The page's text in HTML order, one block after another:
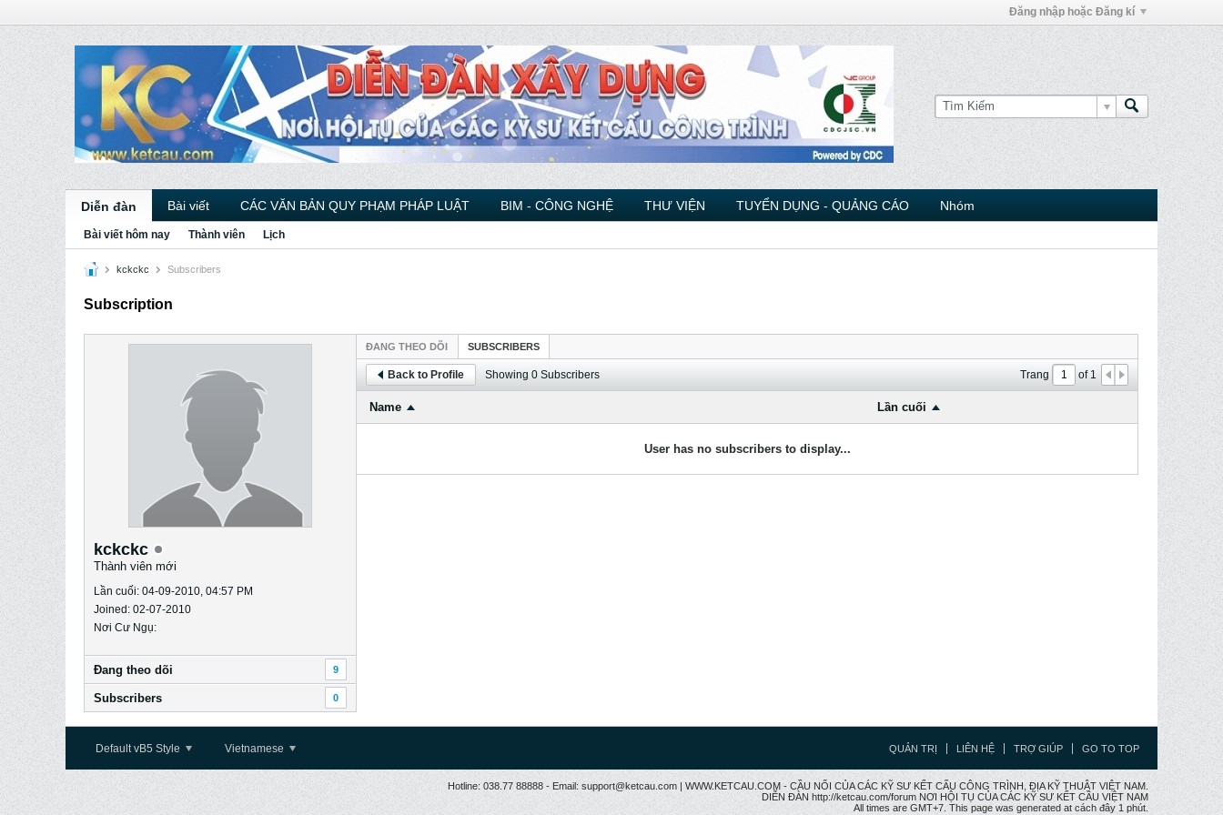
Đăng nhập hoặc Đăng kí
Diễn đàn Bài viết CÁC VĂN BẢN QUY PHẠM PHÁP LUẬT BIM - CÔNG NGHỆ THƯ VIỆN TUYỂN DỤNG - QUẢNG CÁO Nhóm
Bài viết hôm nay Thành viên Lịch
kckckc Subscribers
Subscription
kckckc
Thành viên mới
Lần cuối: 04-09-2010, 04:57 PM
Joined: 02-07-2010
Nơi Cư Ngụ:
Ðang theo dõi 9
Subscribers 0
ÐANG THEO DÕI SUBSCRIBERS
Back to Profile Showing 0 Subscribers Trang of1
Name Lần cuối
User has no subscribers to display...
Default vB5 Style Vietnamese QUẢN TRỊ LIÊN HỆ TRỢ GIÚP GO TO TOP
Hotline: 038.77 88888 - Email: support@ketcau.com | WWW.KETCAU.COM - CẦU NỐI CỦA CÁC KỸ SƯ KẾT CẤU CÔNG TRÌNH, ĐỊA KỸ THUẬT VIỆT NAM.
DIỄN ĐÀN http://ketcau.com/forum NƠI HỘI TỤ CỦA CÁC KỸ SƯ KẾT CÂU VIỆT NAM
All times are GMT+7. This page was generated at cách đây 1 phút.